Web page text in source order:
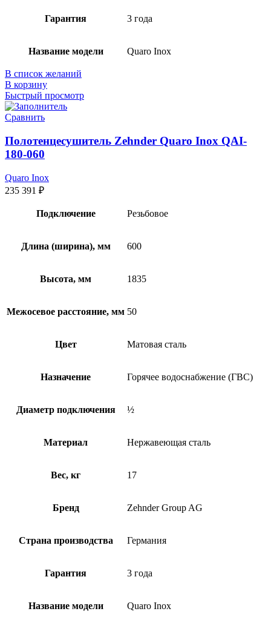
Гарантия 3 года
Название модели Quaro Inox
В список желаний
В корзину
Быстрый просмотр
Сравнить
Полотенцесушитель Zehnder Quaro Inox QAI-
180-060
Quaro Inox
235 391 ₽
Подключение Резьбовое
Длина (ширина), мм 600
Высота, мм 1835
Межосевое расстояние, мм 50
Цвет Матовая сталь
Назначение Горячее водоснабжение (ГВС)
Диаметр подключения ½
Материал Нержавеющая сталь
Вес, кг 17
Бренд Zehnder Group AG
Страна производства Германия
Гарантия 3 года
Название модели Quaro Inox